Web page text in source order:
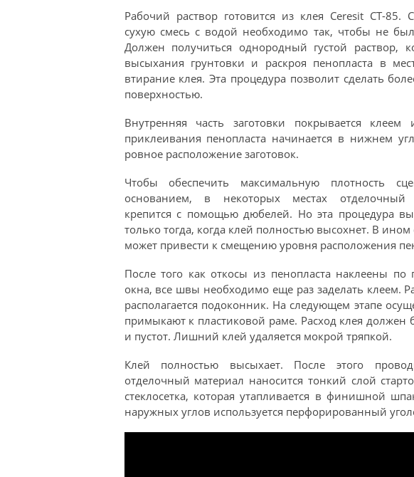
Рабочий раствор готовится из клея Ceresit CT-85.
сухую смесь с водой необходимо так, чтобы не
Должен получиться однородный густой раствор,
высыхания грунтовки и раскроя пенопласта в
втирание клея. Эта процедура позволит сделать
поверхностью.
Внутренняя часть заготовки покрывается
приклеивания пенопласта начинается в нижнем
ровное расположение заготовок.
Чтобы обеспечить максимальную плотность
основанием, в некоторых местах отделочный
крепится с помощью дюбелей. Но эта процедура
только тогда, когда клей полностью высохнет. В ином
может привести к смещению уровня расположения
После того как откосы из пенопласта наклеены по
окна, все швы необходимо еще раз заделать клеем.
располагается подоконник. На следующем этапе
примыкают к пластиковой раме. Расход клея
и пустот. Лишний клей удаляется мокрой тряпкой.
Клей полностью высыхает. После этого
отделочный материал наносится тонкий слой
стеклосетка, которая утапливается в финишной
наружных углов используется перфорированный